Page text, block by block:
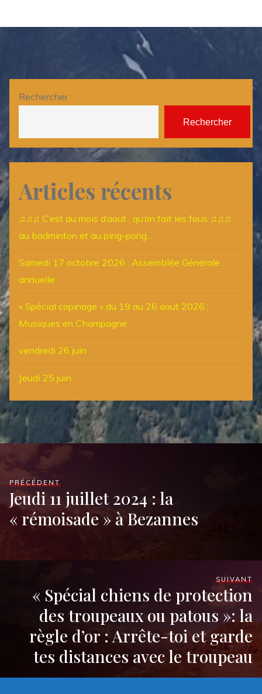
Rechercher
Rechercher
Articles récents
♫♫♫ C’est au mois d’aout , qu’on fait les fous ♫♫♫
au badminton et au ping-pong…
Samedi 17 octobre 2026 : Assemblée Générale
annuelle
« Spécial copinage » du 19 au 26 aout 2026 ;
Musiques en Champagne
vendredi 26 juin
Jeudi 25 juin
PRÉCÉDENT
Jeudi 11 juillet 2024 : la
« rémoisade » à Bezannes
SUIVANT
« Spécial chiens de protection
des troupeaux ou patous »: la
règle d’or : Arrête-toi et garde
tes distances avec le troupeau